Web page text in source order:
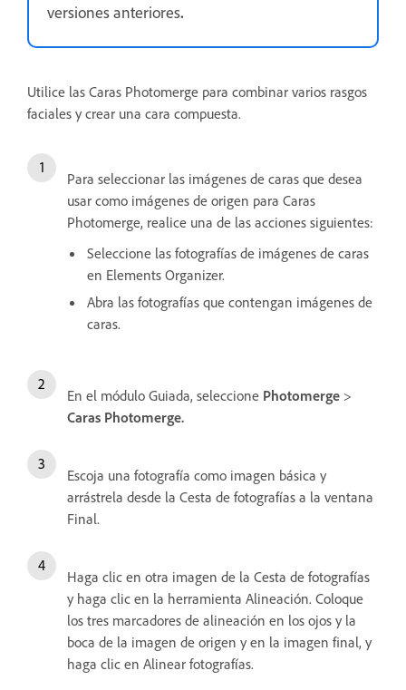
versiones anteriores.
Utilice las Caras Photomerge para combinar varios rasgos
faciales y crear una cara compuesta.
Para seleccionar las imágenes de caras que desea
usar como imágenes de origen para Caras
Photomerge, realice una de las acciones siguientes:
Seleccione las fotografías de imágenes de caras
en Elements Organizer.
Abra las fotografías que contengan imágenes de
caras.
En el módulo Guiada, seleccione Photomerge >
Caras Photomerge.
Escoja una fotografía como imagen básica y
arrástrela desde la Cesta de fotografías a la ventana
Final.
Haga clic en otra imagen de la Cesta de fotografías
y haga clic en la herramienta Alineación. Coloque
los tres marcadores de alineación en los ojos y la
boca de la imagen de origen y en la imagen final, y
haga clic en Alinear fotografías.